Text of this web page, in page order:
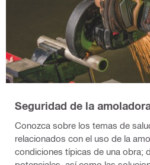
Seguridad de la
Conozca sobre los temas de
relacionados con el uso de la
condiciones típicas de una obra;